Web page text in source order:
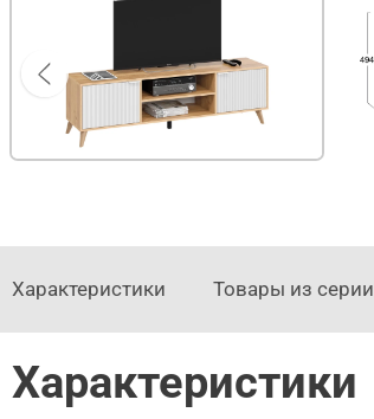
Характеристики Товары из серии
Характеристики